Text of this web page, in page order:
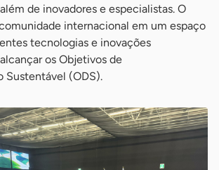
de inovadores e especialistas. O
internacional em um espaço
tecnologias e inovações
os Objetivos de
Sustentável (ODS).